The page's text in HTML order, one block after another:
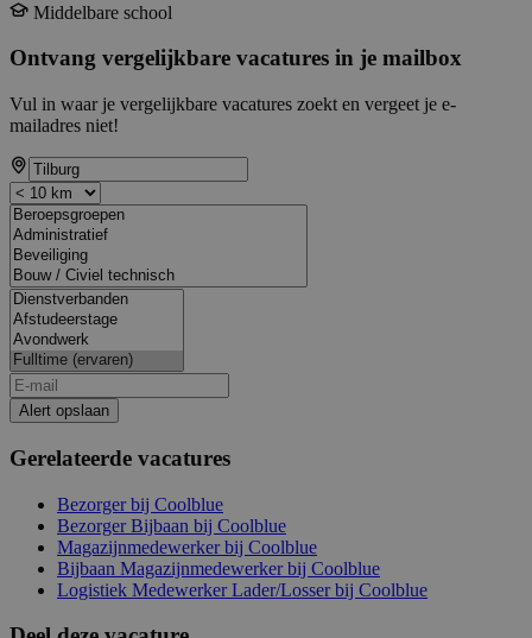
Middelbare school
Ontvang vergelijkbare vacatures in je mailbox
Vul in waar je vergelijkbare vacatures zoekt en vergeet je e-
mailadres niet!
Alert opslaan
Gerelateerde vacatures
Bezorger bij Coolblue
Bezorger Bijbaan bij Coolblue
Magazijnmedewerker bij Coolblue
Bijbaan Magazijnmedewerker bij Coolblue
Logistiek Medewerker Lader/Losser bij Coolblue